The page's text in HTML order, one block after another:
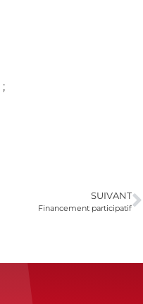
;
SUIVANT
Financement participatif